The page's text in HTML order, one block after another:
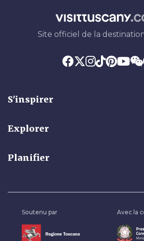
Site officiel de la
S'inspirer
Explorer
Planifier
Soutenu par Avec la